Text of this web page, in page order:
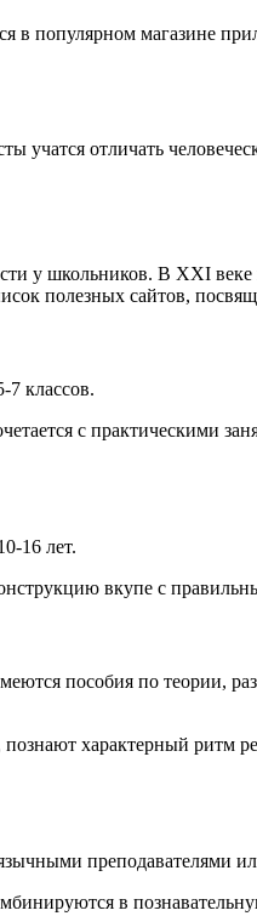
в популярном магазине
учатся отличать
у школьников. В XXI веке
полезных сайтов,
7 классов.
с практическими
16 лет.
вкупе с
пособия по теории,
характерный ритм
преподавателями
в